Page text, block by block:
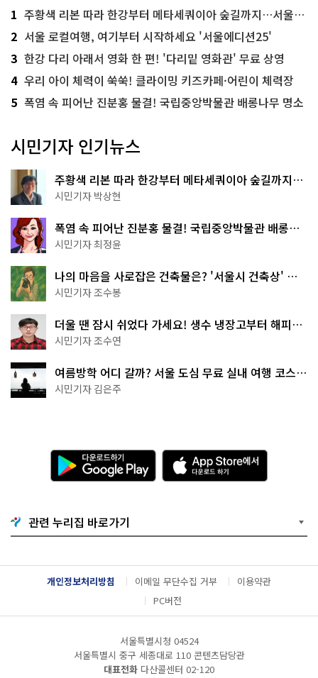
1 주황색 리본 따라 한강부터 메타세쿼이아 숲길까지…서울둘레길 15코스
2 서울 로컬여행, 여기부터 시작하세요 '서울에디션25'
3 한강 다리 아래서 영화 한 편! '다리밑 영화관' 무료 상영
4 우리 아이 체력이 쑥쑥! 클라이밍 키즈카페·어린이 체력장
5 폭염 속 피어난 진분홍 물결! 국립중앙박물관 배롱나무 명소
시민기자 인기뉴스
주황색 리본 따라 한강부터 메타세쿼이아 숲길까지…
서울둘레길 15코스
시민기자 박상현
폭염 속 피어난 진분홍 물결! 국립중앙박물관 배롱나
무 명소
시민기자 최정윤
나의 마음을 사로잡은 건축물은? '서울시 건축상' 수
상작 공개!
시민기자 조수봉
더울 땐 잠시 쉬었다 가세요! 생수 냉장고부터 해피소
·무더위쉼터까지
시민기자 조수연
여름방학 어디 갈까? 서울 도심 무료 실내 여행 코스
추천
시민기자 김은주
다
운
로
기
G
o
g
l
e
l
A
p
p
e
서
다
운
드
관련 누리집 바로가기
개인정보처리방침 이메일 무단수집 거부
이용약관
PC버전
서울특별시청 04524
서울특별시 중구 세종대로 110 콘텐츠담당관
대표전화 다산콜센터 02-120